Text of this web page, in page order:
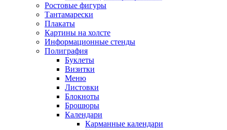
Ростовые фигуры
Тантамарески
Плакаты
Картины на холсте
Информационные стенды
Полиграфия
Буклеты
Визитки
Меню
Листовки
Блокноты
Брошюры
Календари
Карманные календари